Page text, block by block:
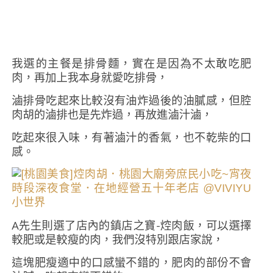
我選的主餐是排骨麵，實在是因為不太敢吃肥
肉，再加上我本身就愛吃排骨，
滷排骨吃起來比較沒有油炸過後的油膩感，但腔
肉胡的滷排也是先炸過，再放進滷汁滷，
吃起來很入味，有著滷汁的香氣，也不乾柴的口
感。
A先生則選了店內的鎮店之寶-焢肉飯，可以選擇
較肥或是較瘦的肉，我們沒特別跟店家說，
這塊肥瘦適中的口感蠻不錯的，肥肉的部份不會